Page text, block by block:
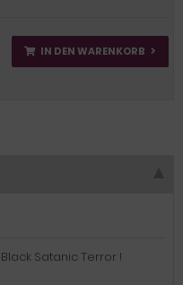
IN DEN WARENKORB
Satanic Terror !